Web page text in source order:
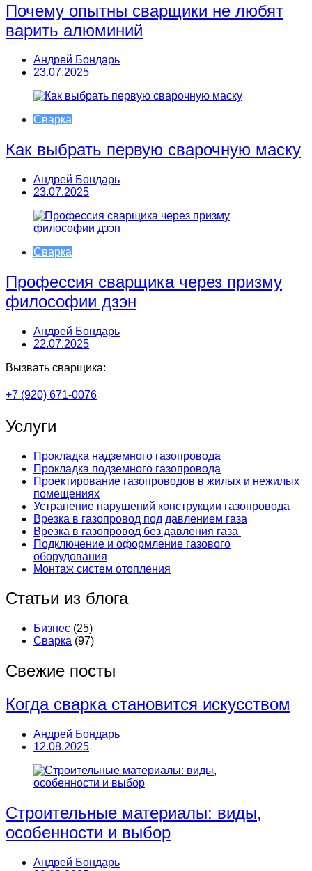
Почему опытны сварщики не любят
варить алюминий
Андрей Бондарь
23.07.2025
Сварка
Как выбрать первую сварочную маску
Андрей Бондарь
23.07.2025
Сварка
Профессия сварщика через призму
философии дзэн
Андрей Бондарь
22.07.2025
Вызвать сварщика:
+7 (920) 671-0076
Услуги
Прокладка надземного газопровода
Прокладка подземного газопровода
Проектирование газопроводов в жилых и нежилых
помещениях
Устранение нарушений конструкции газопровода
Врезка в газопровод под давлением газа
Врезка в газопровод без давления газа
Подключение и оформление газового
оборудования
Монтаж систем отопления
Статьи из блога
Бизнес (25)
Сварка (97)
Свежие посты
Когда сварка становится искусством
Андрей Бондарь
12.08.2025
Строительные материалы: виды,
особенности и выбор
Андрей Бондарь